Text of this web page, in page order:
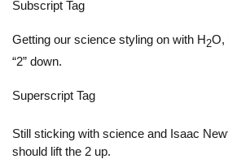
Subscript Tag
Getting our science styling on with H2O,
“2” down.
Superscript Tag
Still sticking with science and Isaac
should lift the 2 up.